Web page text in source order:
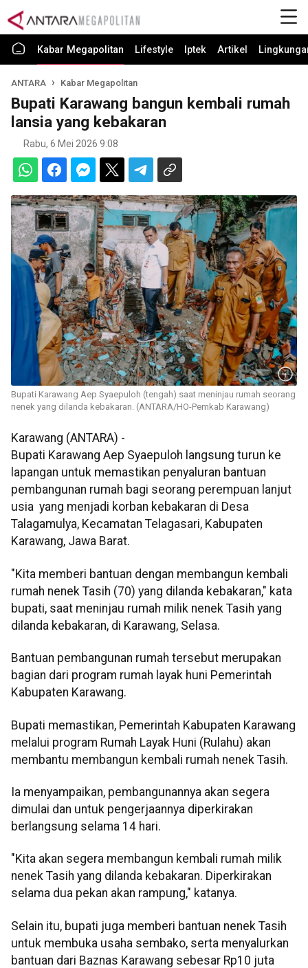
Kabar Megapolitan Lifestyle Iptek Artikel
ANTARA Kabar Megapolitan
Bupati Karawang bangun kembali rumah
lansia yang kebakaran
Rabu, 6 Mei 2026 9:08
Bupati Karawang Aep Syaepuloh (tengah) saat meninjau rumah seorang
nenek yang dilanda kebakaran. (ANTARA/HO-Pemkab Karawang)
Karawang (ANTARA) -
Bupati Karawang Aep Syaepuloh langsung turun ke
lapangan untuk memastikan penyaluran bantuan
pembangunan rumah bagi seorang perempuan lanjut
usia yang menjadi korban kebakaran di Desa
Talagamulya, Kecamatan Telagasari, Kabupaten
Karawang, Jawa Barat.
"Kita memberi bantuan dengan membangun kembali
rumah nenek Tasih (70) yang dilanda kebakaran," kata
bupati, saat meninjau rumah milik nenek Tasih yang
dilanda kebakaran, di Karawang, Selasa.
Bantuan pembangunan rumah tersebut merupakan
bagian dari program rumah layak huni Pemerintah
Kabupaten Karawang.
Bupati memastikan, Pemerintah Kabupaten Karawang
melalui program Rumah Layak Huni (Rulahu) akan
membantu membangun kembali rumah nenek Tasih.
Ia menyampaikan, pembangunannya akan segera
dimulai dan untuk pengerjaannya diperkirakan
berlangsung selama 14 hari.
"Kita akan segera membangun kembali rumah milik
nenek Tasih yang dilanda kebakaran. Diperkirakan
selama dua pekan akan rampung," katanya.
Selain itu, bupati juga memberi bantuan nenek Tasih
untuk membuka usaha sembako, serta menyalurkan
bantuan dari Baznas Karawang sebesar Rp10 juta